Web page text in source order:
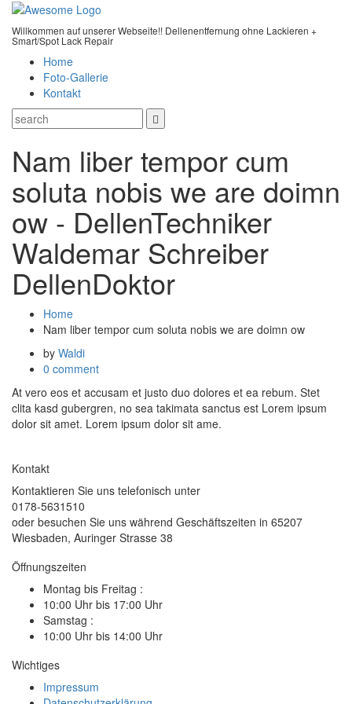
Willkommen auf unserer Webseite!! Dellenentfernung ohne Lackieren +
Smart/Spot Lack Repair
Home
Foto-Gallerie
Kontakt
Nam liber tempor cum
soluta nobis we are doimn
ow - DellenTechniker
Waldemar Schreiber
DellenDoktor
Home
Nam liber tempor cum soluta nobis we are doimn ow
by Waldi
0 comment
At vero eos et accusam et justo duo dolores et ea rebum. Stet
clita kasd gubergren, no sea takimata sanctus est Lorem ipsum
dolor sit amet. Lorem ipsum dolor sit ame.
Kontakt
Kontaktieren Sie uns telefonisch unter
0178-5631510
oder besuchen Sie uns während Geschäftszeiten in 65207
Wiesbaden, Auringer Strasse 38
Öffnungszeiten
Montag bis Freitag :
10:00 Uhr bis 17:00 Uhr
Samstag :
10:00 Uhr bis 14:00 Uhr
Wichtiges
Impressum